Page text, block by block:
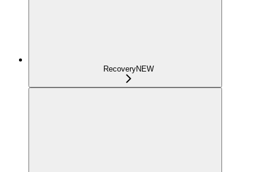
RecoveryNEW